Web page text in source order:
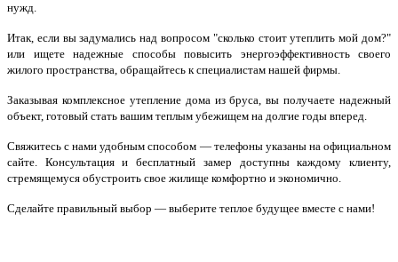
нужд.
Итак, если вы задумались над вопросом "сколько стоит утеплить мой дом?"
или ищете надежные способы повысить энергоэффективность своего
жилого пространства, обращайтесь к специалистам нашей фирмы.
Заказывая комплексное утепление дома из бруса, вы получаете надежный
объект, готовый стать вашим теплым убежищем на долгие годы вперед.
Свяжитесь с нами удобным способом — телефоны указаны на официальном
сайте. Консультация и бесплатный замер доступны каждому клиенту,
стремящемуся обустроить свое жилище комфортно и экономично.
Сделайте правильный выбор — выберите теплое будущее вместе с нами!